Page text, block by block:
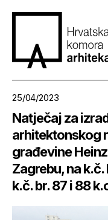
25/04/2023
Natječaj za
arhitektonskog
građevine
Zagrebu, na
k.č. br. 87 i 88